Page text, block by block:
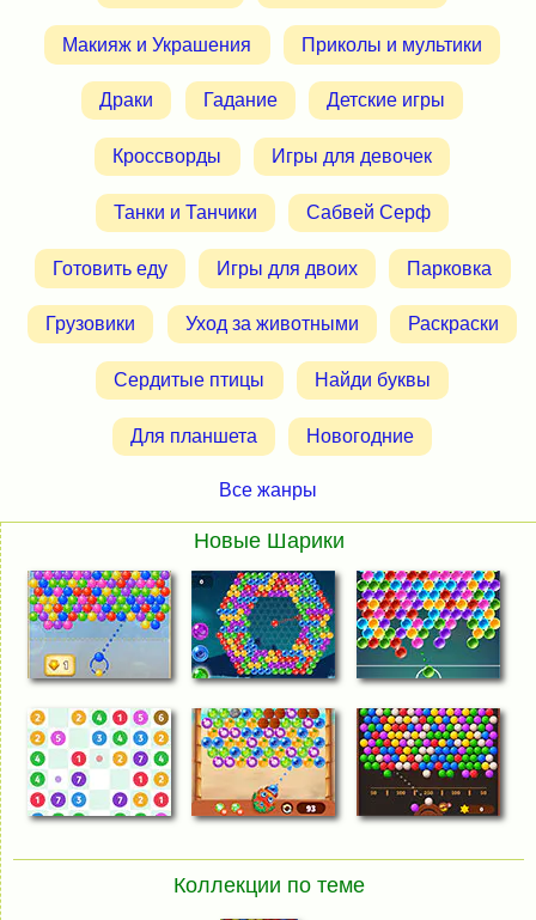
Макияж и Украшения Приколы и мультики
Драки Гадание Детские игры
Кроссворды Игры для девочек
Танки и Танчики Сабвей Серф
Готовить еду Игры для двоих Парковка
Грузовики Уход за животными Раскраски
Сердитые птицы Найди буквы
Для планшета Новогодние
Все жанры
Новые Шарики
Коллекции по теме